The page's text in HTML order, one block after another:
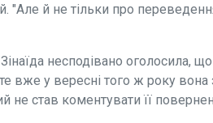
"Але й не тільки про
Зінаїда несподівано оголосила,
вже у вересні того ж року вона
не став коментувати її